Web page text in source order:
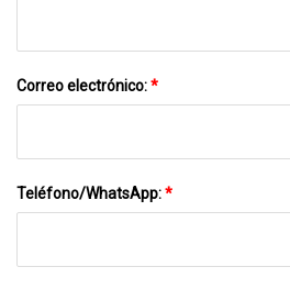
Correo electrónico:*
Teléfono/WhatsApp:*